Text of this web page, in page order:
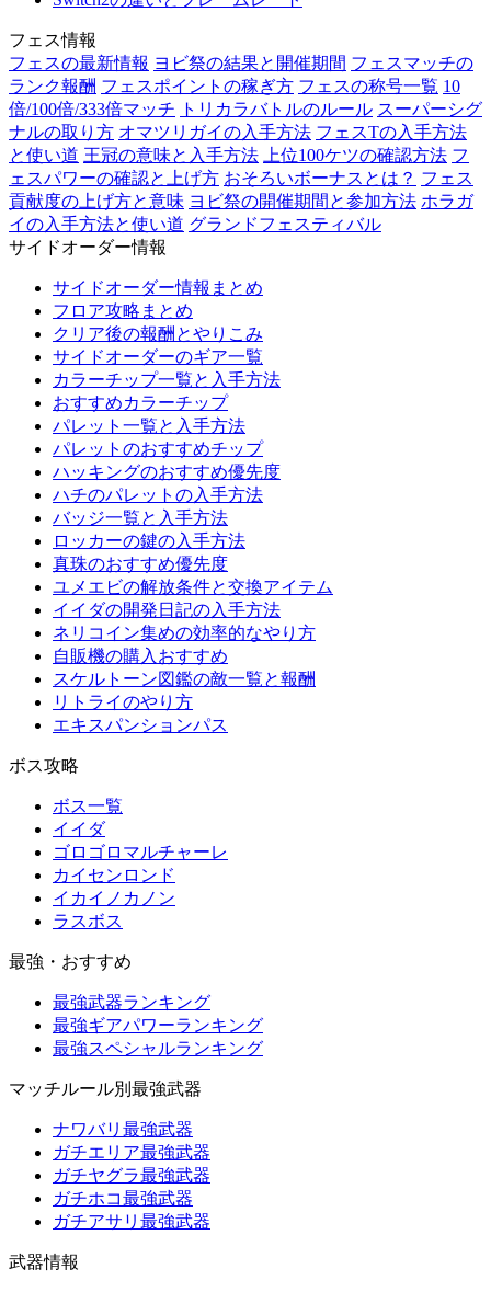
フェス情報
フェスの最新情報 ヨビ祭の結果と開催期間 フェスマッチの
ランク報酬 フェスポイントの稼ぎ方 フェスの称号一覧 10
倍/100倍/333倍マッチ
トリカラバトルのルール スーパーシグ
ナルの取り方 オマツリガイの入手方法 フェスTの入手方法
と使い道 王冠の意味と入手方法 上位100ケツの確認方法 フ
ェスパワーの確認と上げ方 おそろいボーナスとは？ フェス
貢献度の上げ方と意味 ヨビ祭の開催期間と参加方法 ホラガ
イの入手方法と使い道 グランドフェスティバル
サイドオーダー情報
サイドオーダー情報まとめ
フロア攻略まとめ
クリア後の報酬とやりこみ
サイドオーダーのギア一覧
カラーチップ一覧と入手方法
おすすめカラーチップ
パレット一覧と入手方法
パレットのおすすめチップ
ハッキングのおすすめ優先度
ハチのパレットの入手方法
バッジ一覧と入手方法
ロッカーの鍵の入手方法
真珠のおすすめ優先度
ユメエビの解放条件と交換アイテム
イイダの開発日記の入手方法
ネリコイン集めの効率的なやり方
自販機の購入おすすめ
スケルトーン図鑑の敵一覧と報酬
リトライのやり方
エキスパンションパス
ボス攻略
ボス一覧
イイダ
ゴロゴロマルチャーレ
カイセンロンド
イカイノカノン
ラスボス
最強・おすすめ
最強武器ランキング
最強ギアパワーランキング
最強スペシャルランキング
マッチルール別最強武器
ナワバリ最強武器
ガチエリア最強武器
ガチヤグラ最強武器
ガチホコ最強武器
ガチアサリ最強武器
武器情報